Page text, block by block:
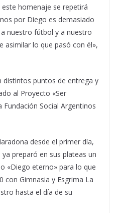
homenaje se repetirá
por Diego es demasiado
nuestro fútbol y a nuestro
asimilar lo que pasó con él»,
distintos puntos de entrega y
al Proyecto «Ser
Social Argentinos
desde el primer día,
preparó en sus plateas un
«Diego eterno» para lo que
con Gimnasia y Esgrima La
hasta el día de su